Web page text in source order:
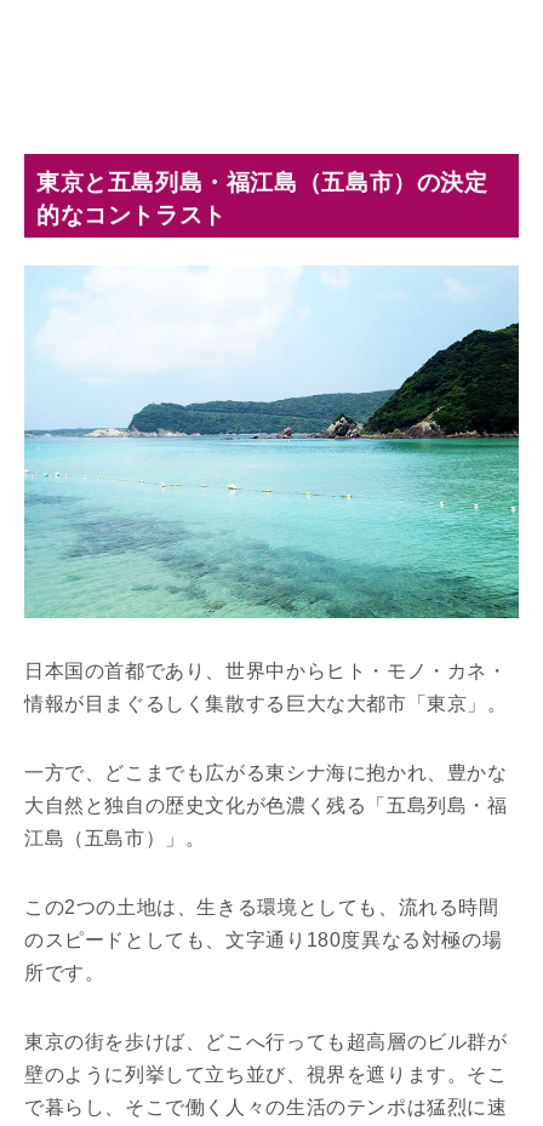
東京と五島列島・福江島（五島市）の決定
的なコントラスト
日本国の首都であり、世界中からヒト・モノ・カネ・
情報が目まぐるしく集散する巨大な大都市「東京」。
一方で、どこまでも広がる東シナ海に抱かれ、豊かな
大自然と独自の歴史文化が色濃く残る「五島列島・福
江島（五島市）」。
この2つの土地は、生きる環境としても、流れる時間
のスピードとしても、文字通り180度異なる対極の場
所です。
東京の街を歩けば、どこへ行っても超高層のビル群が
壁のように列挙して立ち並び、視界を遮ります。そこ
で暮らし、そこで働く人々の生活のテンポは猛烈に速